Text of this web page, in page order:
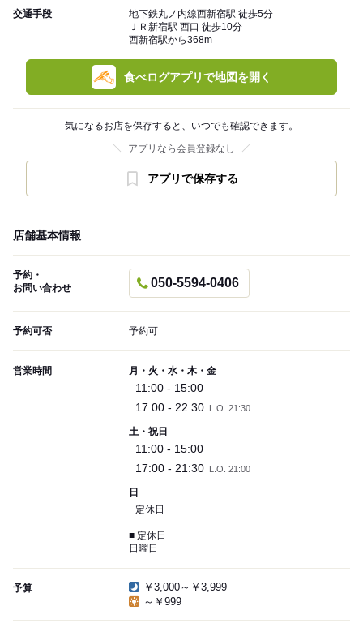
交通手段
地下鉄丸ノ内線西新宿駅 徒歩5分
ＪＲ新宿駅 西口 徒歩10分
西新宿駅から368m
食べログアプリで地図を開く
気になるお店を保存すると、いつでも確認できます。
アプリなら会員登録なし
アプリで保存する
店舗基本情報
予約・
お問い合わせ
050-5594-0406
予約可否 予約可
営業時間 月・火・水・木・金
11:00 - 15:00
17:00 - 22:30 L.O. 21:30
土・祝日
11:00 - 15:00
17:00 - 21:30 L.O. 21:00
日
定休日
■ 定休日
日曜日
予算
￥3,000～￥3,999
～￥999